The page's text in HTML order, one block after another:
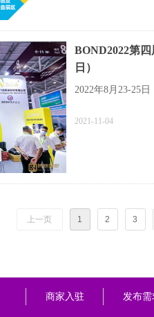
BOND2022第
日）
2022年8月23-25
2021-11-04
上一页 1 2 3
商家入驻 发布需